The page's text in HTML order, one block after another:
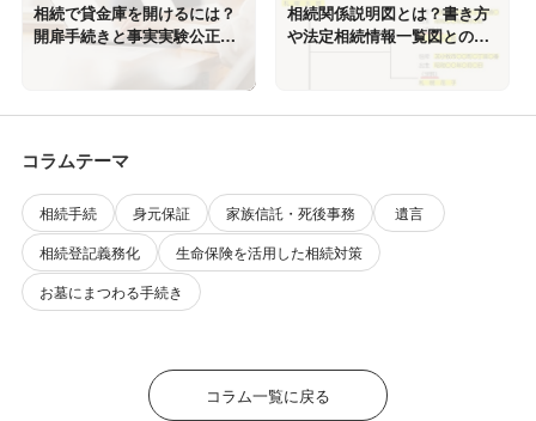
相続で貸金庫を開けるには？
開扉手続きと事実実験公正証
相続関係説明図とは？書き方
や法定相続情報一覧図との違
コラムテーマ
相続手続 身元保証 家族信託・死後事務
遺言
相続登記義務化
生命保険を活用した相続対策
お墓にまつわる手続き
コラム一覧に戻る